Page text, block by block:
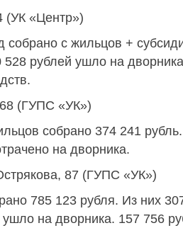
(УК «Центр»)
собрано с жильцов +
528 рублей ушло на
(ГУПС «УК»)
собрано 374 241
на дворника.
87 (ГУПС «УК»)
785 123 рубля. Из них
ушло на дворника. 157 756